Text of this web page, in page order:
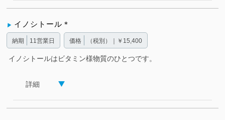
イノシトール＊
納期 11営業日 価格 （税別）｜￥15,400
イノシトールはビタミン様物質のひとつです。
詳細